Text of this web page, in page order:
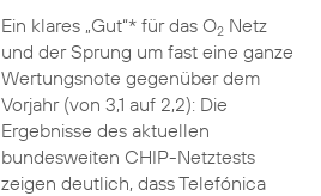
Ein klares „Gut“* für das O2Netz
und der Sprung um fast eine ganze
Wertungsnote gegenüber dem
Vorjahr (von 3,1 auf 2,2): Die
Ergebnisse des aktuellen
bundesweiten CHIP-Netztests
zeigen deutlich, dass Telefónica